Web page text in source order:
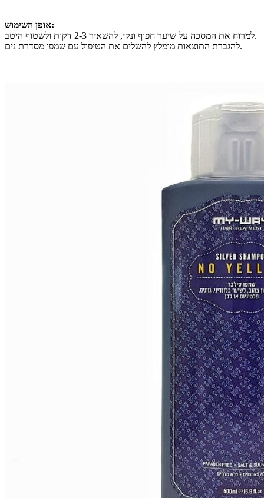
אופן השימוש:
למרוח את המסכה על שיער חפוף ונקי, להשאיר 2-3 דקות ולשטוף היטב.
להגברת התוצאות מומלץ להשלים את הטיפול עם שמפו מסדרת נים.